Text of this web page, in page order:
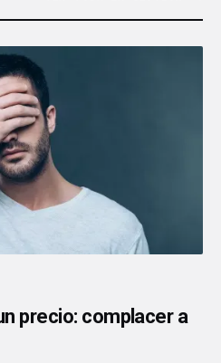
precio: complacer a